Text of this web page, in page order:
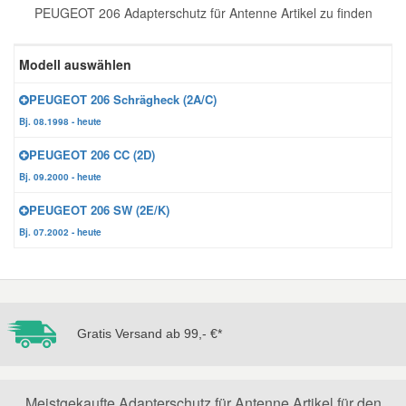
PEUGEOT 206 Adapterschutz für Antenne Artikel zu finden
Modell auswählen
PEUGEOT 206 Schrägheck (2A/C)
Bj. 08.1998 - heute
PEUGEOT 206 CC (2D)
Bj. 09.2000 - heute
PEUGEOT 206 SW (2E/K)
Bj. 07.2002 - heute
Gratis Versand ab 99,- €*
Reparatur-Zubehör
Schlüsselgehäuse
Winter-Autozubehör
Hyundai Ersatzteile
Kia Ersatzteile
Lancia Ersatzteile